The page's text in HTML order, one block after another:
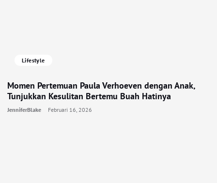
Lifestyle
Momen Pertemuan Paula Verhoeven dengan Anak,
Tunjukkan Kesulitan Bertemu Buah Hatinya
JenniferBlake Februari 16, 2026